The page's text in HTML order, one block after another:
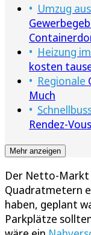
Umzug
Heizung
kosten
Regionale
Much
Rendez-
Mehr anzeigen
Der Netto-Markt
Quadratmetern
haben, geplant
Parkplätze